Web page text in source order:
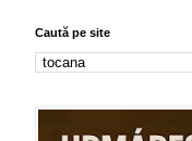
Caută pe site